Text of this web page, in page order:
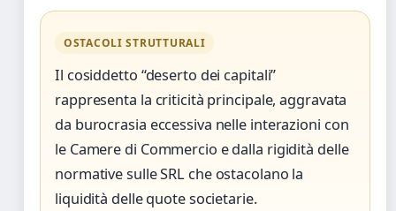
OSTACOLI STRUTTURALI
Il cosiddetto “deserto dei capitali”
rappresenta la criticità principale, aggravata
da burocrasia eccessiva nelle interazioni con
le Camere di Commercio e dalla rigidità delle
normative sulle SRL che ostacolano la
liquidità delle quote societarie.